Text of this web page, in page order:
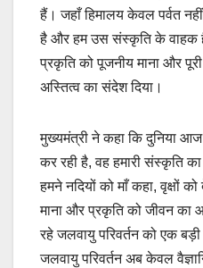
हैं। जहाँ हिमालय केवल पर्वत
है और हम उस संस्कृति के वाहक हैं
प्रकृति को पूजनीय माना और
अस्तित्व का संदेश दिया।
मुख्यमंत्री ने कहा कि दुनिया आज
कर रही है, वह हमारी संस्कृति का
हमने नदियों को माँ कहा, वृक्षों को
माना और प्रकृति को जीवन का
रहे जलवायु परिवर्तन को एक
जलवायु परिवर्तन अब केवल